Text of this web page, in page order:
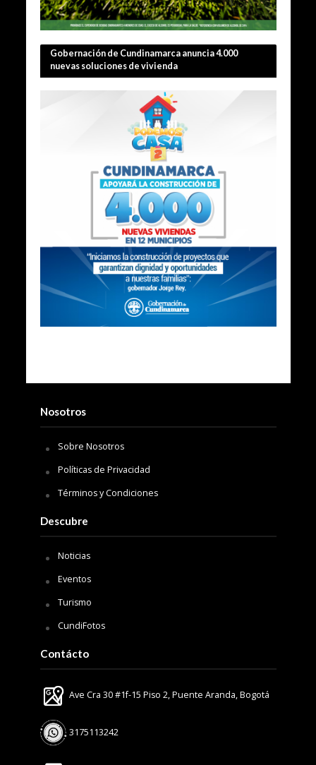
Gobernación de Cundinamarca anuncia 4.000
nuevas soluciones de vivienda
Nosotros
Sobre Nosotros
Políticas de Privacidad
Términos y Condiciones
Descubre
Noticias
Eventos
Turismo
CundiFotos
Contácto
Ave Cra 30 #1f-15 Piso 2, Puente Aranda, Bogotá
3175113242